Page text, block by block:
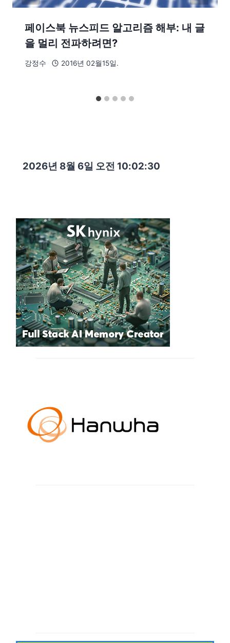
페이스북 뉴스피드 알고리즘 해부: 내 글
을 멀리 전파하려면?
강정수 2016년 02월15일.
2026년 8월 6일 오전 10:02:31